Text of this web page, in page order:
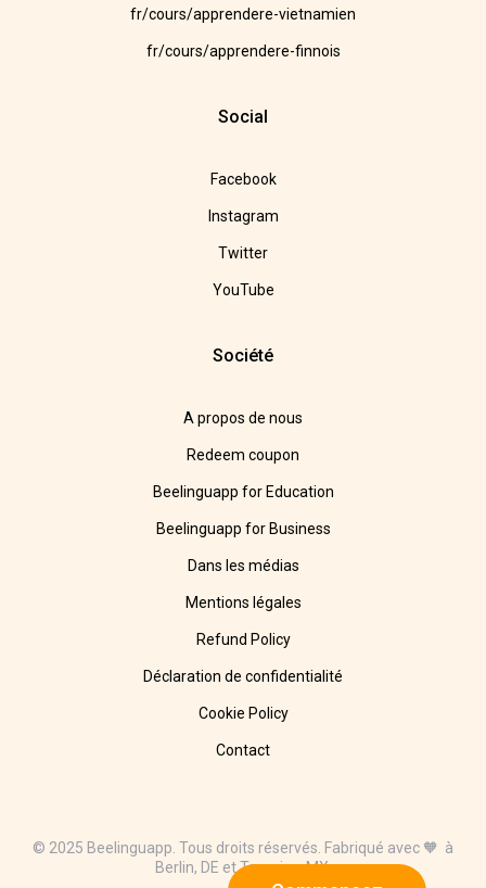
fr/cours/apprendere-vietnamien
fr/cours/apprendere-finnois
Social
Facebook
Instagram
Twitter
YouTube
Société
A propos de nous
Redeem coupon
Beelinguapp for Education
Beelinguapp for Business
Dans les médias
Mentions légales
Refund Policy
Déclaration de confidentialité
Cookie Policy
Contact
© 2025 Beelinguapp. Tous droits réservés. Fabriqué avec 🧡 à
Berlin, DE et Tampico, MX.